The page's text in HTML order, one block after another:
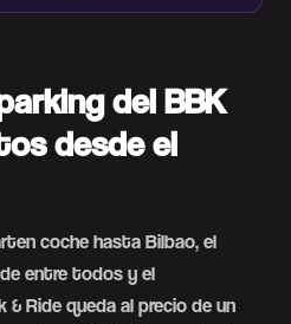
del BBK
desde el
coche hasta Bilbao, el
entre todos y el
Ride queda al precio de un